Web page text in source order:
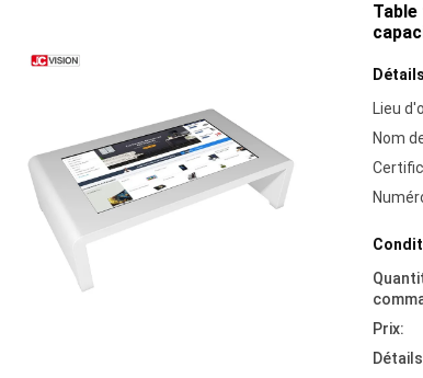
Lieu
Nom
Prix: